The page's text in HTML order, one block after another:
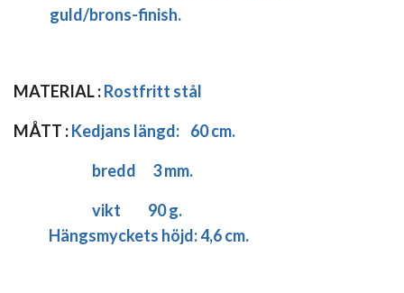
guld/brons-finish.
MATERIAL :Rostfritt stål
MÅTT :Kedjans längd: 60 cm.
bredd 3 mm.
vikt 90 g.
Hängsmyckets höjd: 4,6 cm.